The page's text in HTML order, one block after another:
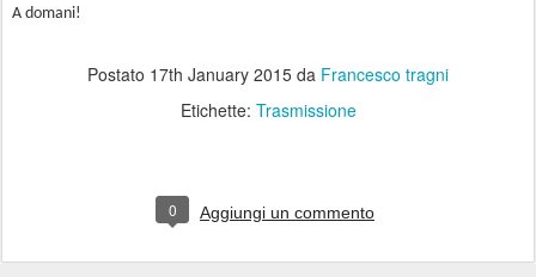
A domani!
Postato 17th January 2015 da Francesco tragni
Etichette: Trasmissione
0 Aggiungi un commento